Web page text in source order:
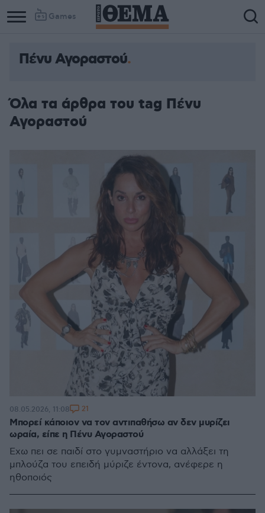
Games
Πένυ Αγοραστού
Όλα τα άρθρα του tag Πένυ
Αγοραστού
Μπορεί κάποιον να τον αντιπαθήσω αν δεν μυρίζει
ωραία, είπε η Πένυ Αγοραστού
Έχω πει σε παιδί στο γυμναστήριο να αλλάξει τη
μπλούζα του επειδή μύριζε έντονα, ανέφερε η
ηθοποιός
08.05.2026, 11:08 21